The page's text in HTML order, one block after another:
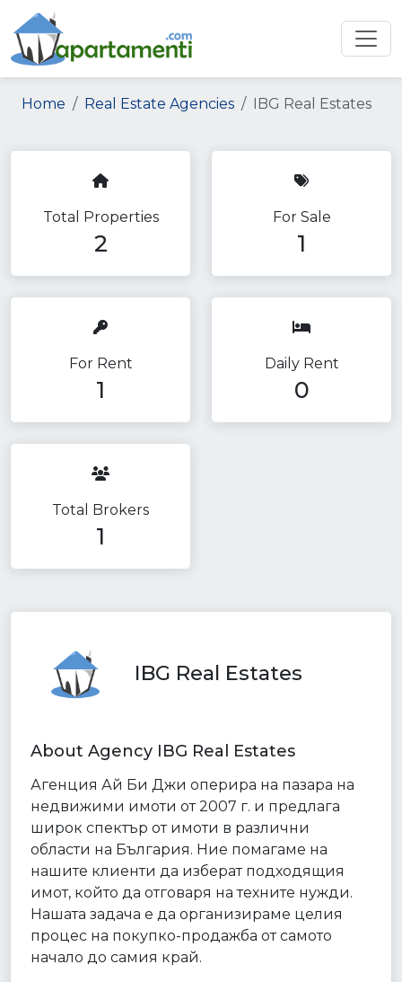
Home Real Estate Agencies IBG Real Estates
Total Properties
2
For Sale
1
For Rent
1
Daily Rent
0
Total Brokers
1
IBG Real Estates
About Agency IBG Real Estates
Агенция Ай Би Джи оперира на пазара на
недвижими имоти от 2007 г. и предлага
широк спектър от имоти в различни
области на България. Ние помагаме на
нашите клиенти да изберат подходящия
имот, който да отговаря на техните нужди.
Нашата задача е да организираме целия
процес на покупко-продажба от самото
начало до самия край.